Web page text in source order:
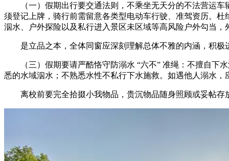
（一）假期出行要交通法则，不乘坐无天分的不法营运车
须登记上牌，骑行前需留意各类型电动车行驶、准驾资历。
泅水、户外探险以及私行进入景区未区域等高风险户外勾当
是立品之本，全体同窗应深刻理解总体不雅的内涵，积极
（三）假期要请严酷恪守防溺水 “六不” 准绳：不擅自下水
悉的水域泅水；不熟悉水性不私行下水施救。如遇他人溺水
离校前要完全拾掇小我物品，贵沉物品随身照顾或妥帖存